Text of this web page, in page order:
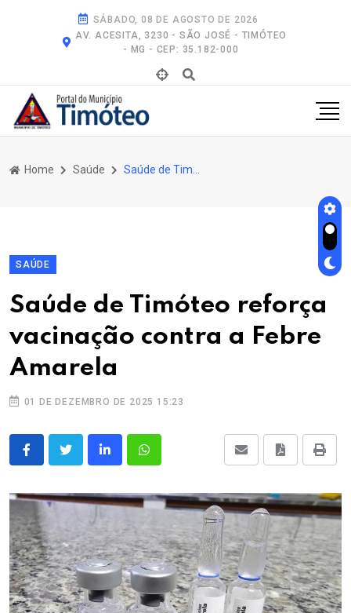
SÁBADO, 08 DE AGOSTO DE 2026
AV. ACESITA, 3230 - SÃO JOSÉ - TIMÓTEO
- MG - CEP: 35.182-000
Home Saúde
SAÚDE
Saúde de Timóteo reforça
vacinação contra a Febre
Amarela
01 DE DEZEMBRO DE 2025 15:23